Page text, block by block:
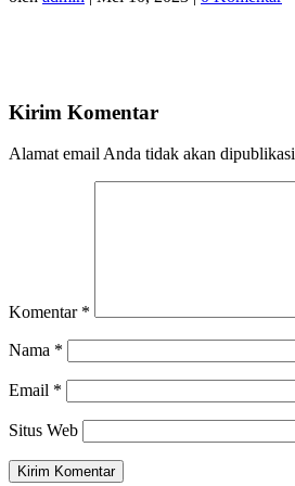
Kirim Komentar
Alamat email Anda tidak akan
Komentar *
Nama *
Email *
Situs Web